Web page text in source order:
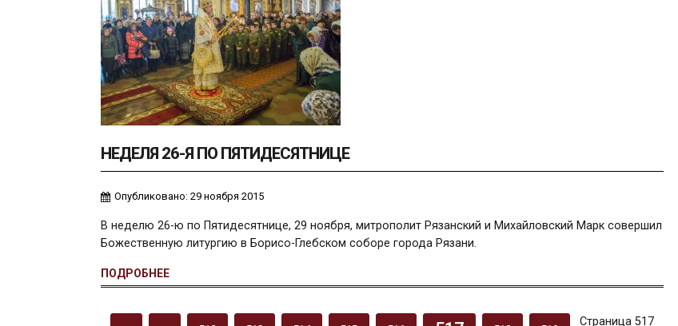
НЕДЕЛЯ 26-Я ПО ПЯТИДЕСЯТНИЦЕ
Опубликовано: 29 ноября 2015
В неделю 26-ю по Пятидесятнице, 29 ноября, митрополит Рязанский и Михайловский Марк совершил
Божественную литургию в Борисо-Глебском соборе города Рязани.
ПОДРОБНЕЕ
Страница 517